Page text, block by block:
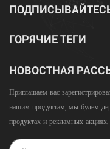
ГОРЯЧИЕ ТЕГИ
НОВОСТНАЯ
Приглашаем вас
нашим продуктам, мы будем
продуктах и ​​рекламных